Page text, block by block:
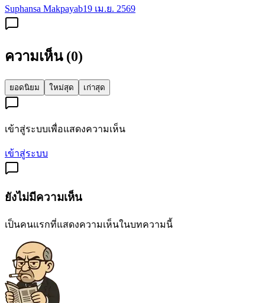
Suphansa Makpayab19 เม.ย. 2569
ความเห็น (0)
ยอดนิยม ใหม่สุด เก่าสุด
เข้าสู่ระบบเพื่อแสดงความเห็น
เข้าสู่ระบบ
ยังไม่มีความเห็น
เป็นคนแรกที่แสดงความเห็นในบทความนี้